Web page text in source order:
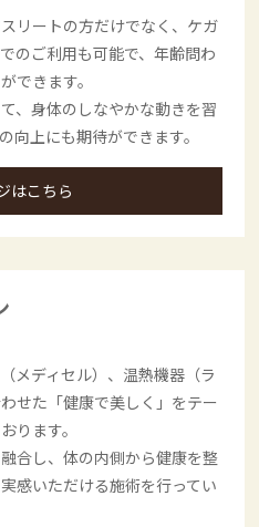
リートの方だけでなく、ケガ
のご利用も可能で、年齢問わ
できます。
、身体のしなやかな動きを習
向上にも期待ができます。
はこちら
メディセル）、温熱機器（ラ
せた「健康で美しく」をテー
ります。
合し、体の内側から健康を整
感いただける施術を行ってい